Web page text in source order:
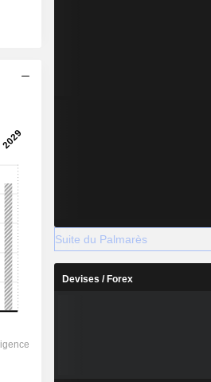
Suite du Palmarès
Devises / Forex